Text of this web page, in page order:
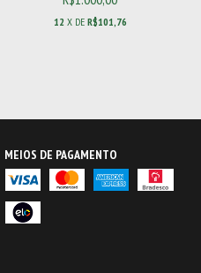
12 X DE R$101,76
MEIOS DE PAGAMENTO